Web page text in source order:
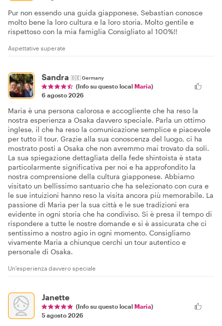
Pur non essendo una guida giapponese, Sebastian conosce
molto bene la loro cultura e la loro storia. Molto gentile e
rispettoso con la mia famiglia Consigliato al 100%!!
Aspettative superate
Sandra 🇩🇪Germany
(Info su questo local Maria)
6 agosto 2026
Maria è una persona calorosa e accogliente che ha reso la
nostra esperienza a Osaka davvero speciale. Parla un ottimo
inglese, il che ha reso la comunicazione semplice e piacevole
per tutto il tour. Grazie alla sua conoscenza del luogo, ci ha
mostrato posti a Osaka che non avremmo mai trovato da soli.
La sua spiegazione dettagliata della fede shintoista è stata
particolarmente significativa per noi e ha approfondito la
nostra comprensione della cultura giapponese. Abbiamo
visitato un bellissimo santuario che ha selezionato con cura e
le sue intuizioni hanno reso la visita ancora più memorabile. La
passione di Maria per la sua città e le sue tradizioni era
evidente in ogni storia che ha condiviso. Si è presa il tempo di
rispondere a tutte le nostre domande e si è assicurata che ci
sentissimo a nostro agio in ogni momento. Consigliamo
vivamente Maria a chiunque cerchi un tour autentico e
personale di Osaka.
Un'esperienza davvero speciale
Janette
(Info su questo local Maria)
5 agosto 2026